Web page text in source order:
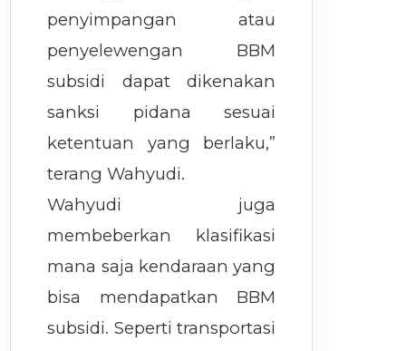
penyimpangan atau
penyelewengan BBM
subsidi dapat dikenakan
sanksi pidana sesuai
ketentuan yang berlaku,”
terang Wahyudi.
Wahyudi juga
membeberkan klasifikasi
mana saja kendaraan yang
bisa mendapatkan BBM
subsidi. Seperti transportasi